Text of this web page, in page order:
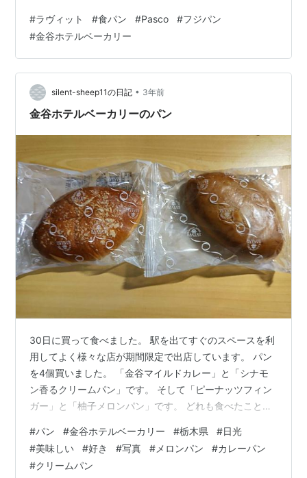
位 山崎製パン「ロイヤルブレッド」 6位 イオン「トップ
バリュベストプライス しあわせのもっちり仕込み 山型食
パン」 5位 Pasco「超熟 国産小麦山型」 4位 山崎製パン
「超芳醇」 3位 フジパン「北海道小麦 山型」 2位 フジパ
ン「本仕込食パン」 1位 Pasco「…
#ラヴィット #食パン #Pasco #フジパン
#金谷ホテルベーカリー
silent-sheep11の日記 • 3年前
金谷ホテルベーカリーのパン
30日に買って食べました。 駅を出てすぐのスペースを利
用してよく様々な店が期間限定で出店しています。 パン
を4個買いました。 「金谷マイルドカレー」と「シナモ
ン香るクリームパン」です。 そして「ピーナッツフィン
ガー」と「柚子メロンパン」です。 どれも食べたことが
に期間限定で出店しています。 上野松坂屋の地下に行け
ば、出店しているので食べたい時に行けますが。
#パン #金谷ホテルベーカリー #栃木県 #日光
#美味しい #好き #写真 # メロンパン #カレーパン
#クリームパン